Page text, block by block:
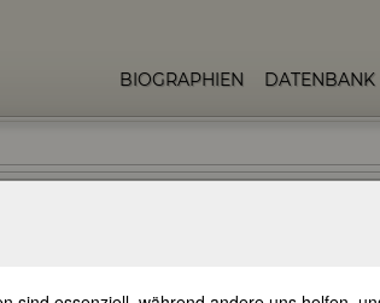
BIOGRAPHIEN DATENBANK